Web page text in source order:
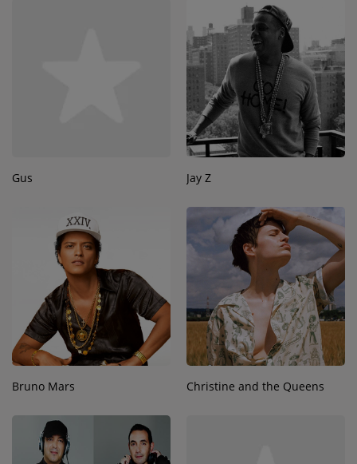
Gus Jay Z
Bruno Mars Christine and the Queens